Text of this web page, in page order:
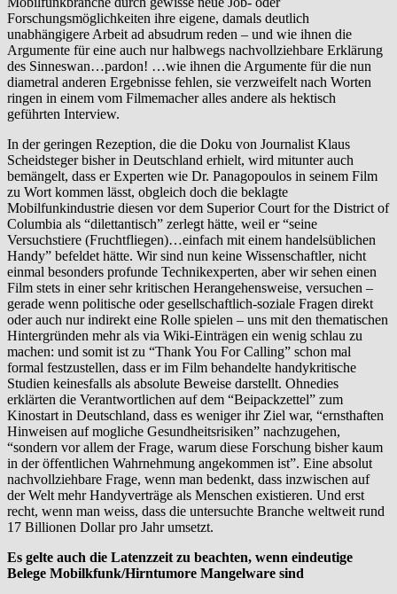
Forschungsmöglichkeiten ihre eigene, damals deutlich
unabhängigere Arbeit ad absudrum reden – und wie ihnen die
Argumente für eine auch nur halbwegs nachvollziehbare Erklärung
des Sinneswan…pardon! …wie ihnen die Argumente für die nun
diametral anderen Ergebnisse fehlen, sie verzweifelt nach Worten
ringen in einem vom Filmemacher alles andere als hektisch
geführten Interview.
In der geringen Rezeption, die die Doku von Journalist Klaus
Scheidsteger bisher in Deutschland erhielt, wird mitunter auch
bemängelt, dass er Experten wie Dr. Panagopoulos in seinem Film
zu Wort kommen lässt, obgleich doch die beklagte
Mobilfunkindustrie diesen vor dem Superior Court for the District of
Columbia als “dilettantisch” zerlegt hätte, weil er “seine
Versuchstiere (Fruchtfliegen)…einfach mit einem handelsüblichen
Handy” befeldet hätte. Wir sind nun keine Wissenschaftler, nicht
einmal besonders profunde Technikexperten, aber wir sehen einen
Film stets in einer sehr kritischen Herangehensweise, versuchen –
gerade wenn politische oder gesellschaftlich-soziale Fragen direkt
oder auch nur indirekt eine Rolle spielen – uns mit den thematischen
Hintergründen mehr als via Wiki-Einträgen ein wenig schlau zu
machen: und somit ist zu “Thank You For Calling” schon mal
formal festzustellen, dass er im Film behandelte handykritische
Studien keinesfalls als absolute Beweise darstellt. Ohnedies
erklärten die Verantwortlichen auf dem “Beipackzettel” zum
Kinostart in Deutschland, dass es weniger ihr Ziel war, “ernsthaften
Hinweisen auf mogliche Gesundheitsrisiken” nachzugehen,
“sondern vor allem der Frage, warum diese Forschung bisher kaum
in der öffentlichen Wahrnehmung angekommen ist”. Eine absolut
nachvollziehbare Frage, wenn man bedenkt, dass inzwischen auf
der Welt mehr Handyverträge als Menschen existieren. Und erst
recht, wenn man weiss, dass die untersuchte Branche weltweit rund
17 Billionen Dollar pro Jahr umsetzt.
Es gelte auch die Latenzzeit zu beachten, wenn eindeutige
Belege Mobilkfunk/Hirntumore Mangelware sind